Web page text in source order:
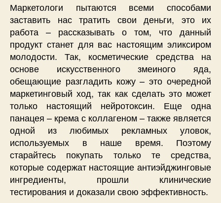
Маркетологи пытаются всеми способами
заставить нас тратить свои деньги, это их
работа – рассказывать о том, что данный
продукт станет для вас настоящим эликсиром
молодости. Так, косметические средства на
основе искусственного змеиного яда,
обещающие разгладить кожу – это очередной
маркетинговый ход, так как сделать это может
только настоящий нейротоксин. Еще одна
панацея – крема с коллагеном – также является
одной из любимых рекламных уловок,
используемых в наше время. Поэтому
старайтесь покупать только те средства,
которые содержат настоящие антиэйджинговые
ингредиенты, прошли клинические
тестирования и доказали свою эффективность.